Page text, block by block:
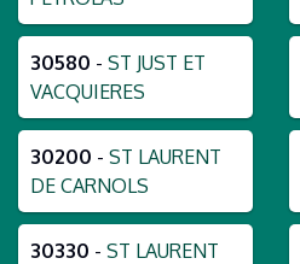
30580 - ST JUST ET
VACQUIERES
30200 - ST LAURENT
DE CARNOLS
30330 - ST LAURENT